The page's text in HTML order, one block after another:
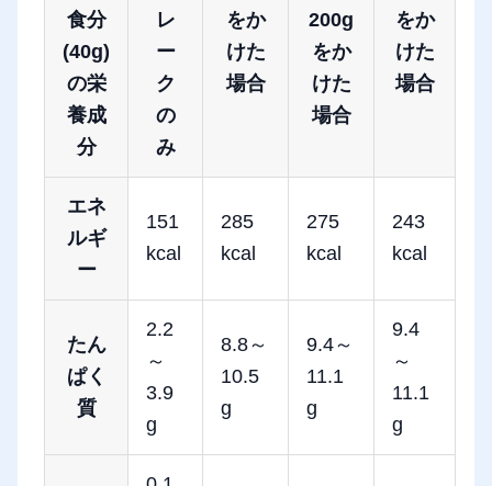
食分
(40g)
の栄
養成
分
レ
ー
ク
の
み
をか
けた
場合
200g
をか
けた
場合
をか
けた
場合
エネ
ルギ
ー
151
kcal
285
kcal
275
kcal
243
kcal
たん
ぱく
質
2.2
～
3.9
g
8.8～
10.5
g
9.4～
11.1
g
9.4
～
11.1
g